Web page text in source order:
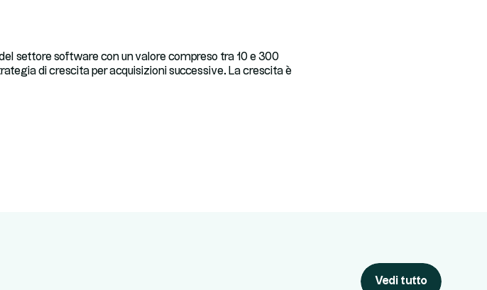
settore software con un valore compreso tra 10 e 300
di crescita per acquisizioni successive. La crescita è
Vedi tutto